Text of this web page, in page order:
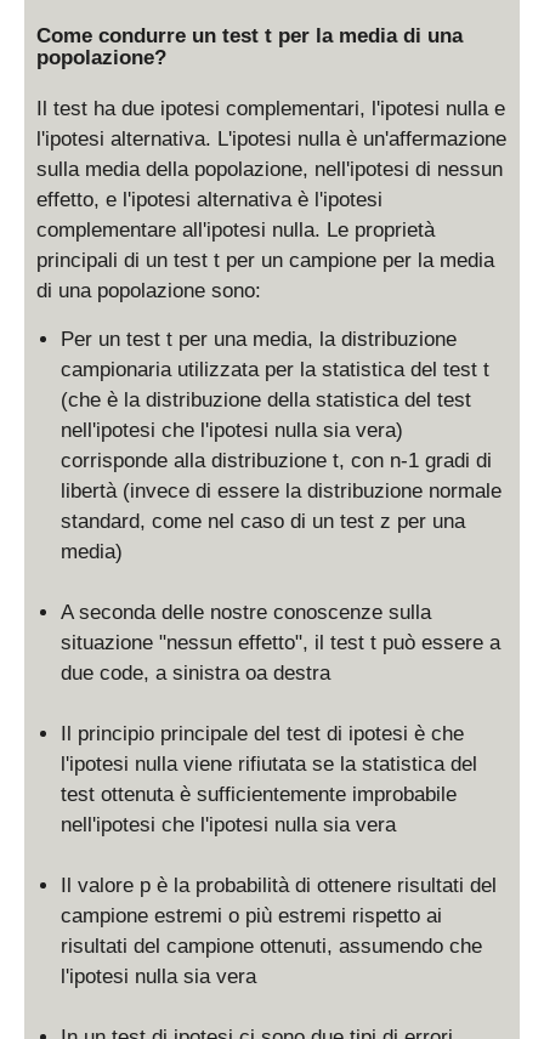
Come condurre un test t per la media di una
popolazione?
Il test ha due ipotesi complementari, l'ipotesi nulla e
l'ipotesi alternativa. L'ipotesi nulla è un'affermazione
sulla media della popolazione, nell'ipotesi di nessun
effetto, e l'ipotesi alternativa è l'ipotesi
complementare all'ipotesi nulla. Le proprietà
principali di un test t per un campione per la media
di una popolazione sono:
Per un test t per una media, la distribuzione
campionaria utilizzata per la statistica del test t
(che è la distribuzione della statistica del test
nell'ipotesi che l'ipotesi nulla sia vera)
corrisponde alla distribuzione t, con n-1 gradi di
libertà (invece di essere la distribuzione normale
standard, come nel caso di un test z per una
media)
A seconda delle nostre conoscenze sulla
situazione "nessun effetto", il test t può essere a
due code, a sinistra oa destra
Il principio principale del test di ipotesi è che
l'ipotesi nulla viene rifiutata se la statistica del
test ottenuta è sufficientemente improbabile
nell'ipotesi che l'ipotesi nulla sia vera
Il valore p è la probabilità di ottenere risultati del
campione estremi o più estremi rispetto ai
risultati del campione ottenuti, assumendo che
l'ipotesi nulla sia vera